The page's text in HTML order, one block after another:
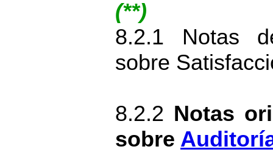
(**)
8.2.1 Notas
sobre
8.2.2 Notas
sobre